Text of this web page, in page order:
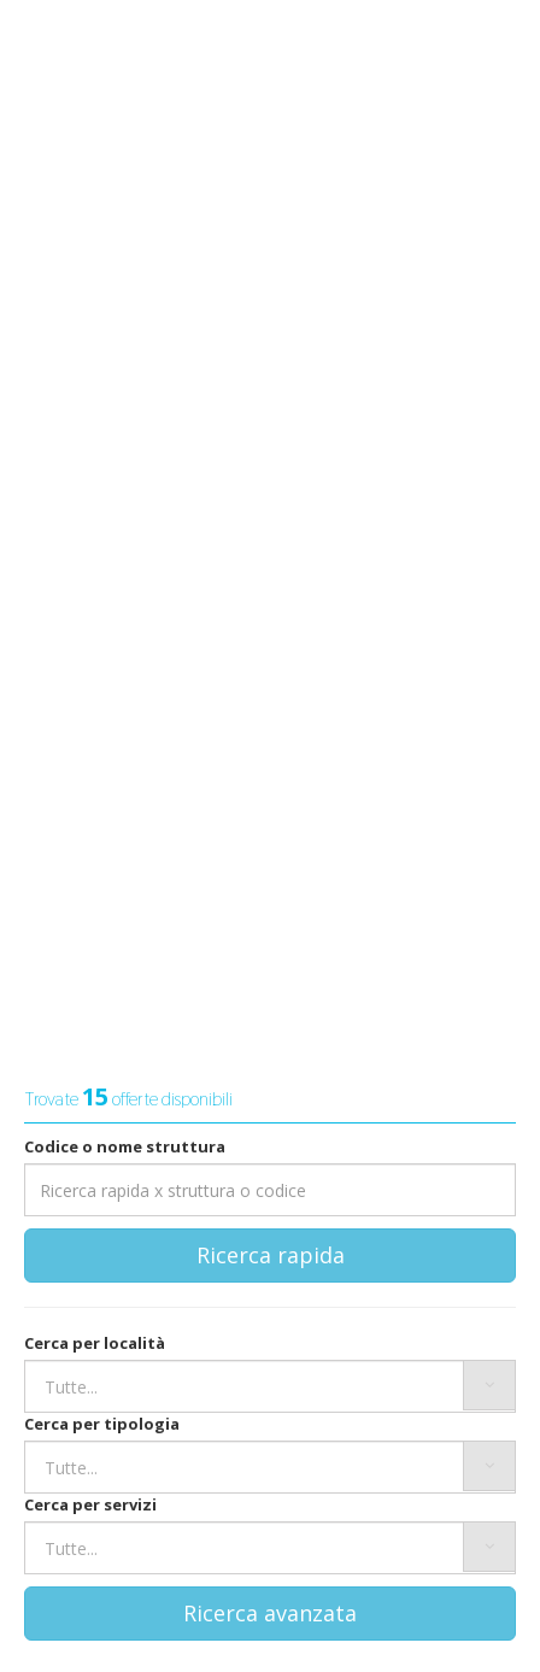
Trovate15offerte disponibili
Codice o nome struttura
Ricerca rapida
Cerca per località
Cerca per tipologia
Cerca per servizi
Ricerca avanzata